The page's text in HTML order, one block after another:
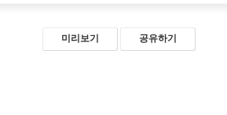
미리보기 공유하기